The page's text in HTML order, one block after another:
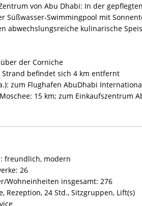
von Abu Dhabi: In der
Süßwasser-Swimmingpool mit
abwechslungsreiche kulinarische
der Corniche
befindet sich 4 km entfernt
zum Flughafen AbuDhabi
15 km; zum Einkaufszentrum
freundlich, modern
26
Wohneinheiten insgesamt: 276
Rezeption, 24 Std., Sitzgruppen, Lift(s)